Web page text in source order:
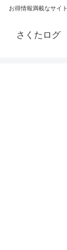
お得情報満載なサイト
さくたログ